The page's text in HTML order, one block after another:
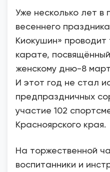
Уже несколько лет в
весеннего
Киокушин»
карате,
женскому дню-8
И этот год не стал
предпраздничных
участие 102
Красноярского края.
На торжественной
воспитанники и